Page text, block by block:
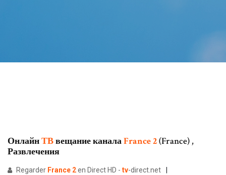
ОнлайнТВвещание каналаFrance2(France) ,
Развлечения
Regarder France 2en Direct HD - tv-direct.net